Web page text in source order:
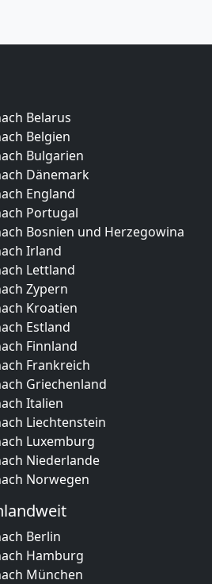
Belarus
Belgien
Bulgarien
Dänemark
England
Portugal
Bosnien und Herzegowina
Irland
Lettland
Zypern
Kroatien
Estland
Finnland
Frankreich
Griechenland
Italien
Liechtenstein
Luxemburg
Niederlande
Norwegen
Berlin
Hamburg
München